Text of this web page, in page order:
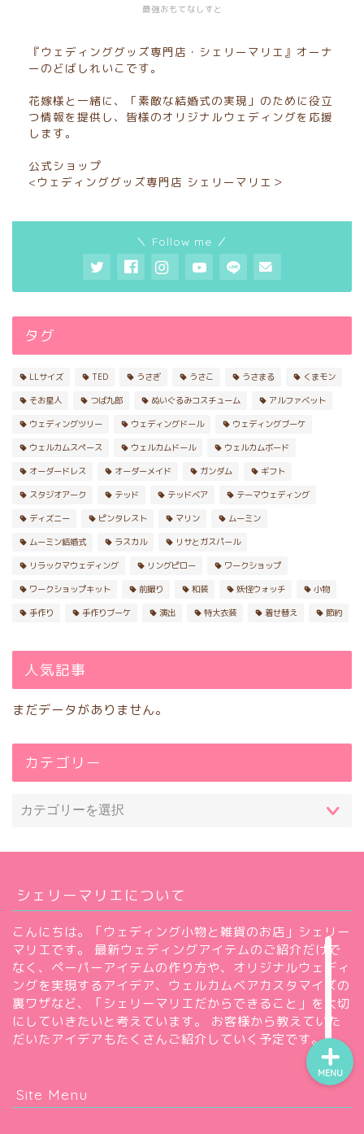
最強おもてなしすと
『ウェディンググッズ専門店・シェリーマリエ』オーナ
ーのどばしれいこです。
花嫁様と一緒に、「素敵な結婚式の実現」のために役立
つ情報を提供し、皆様のオリジナルウェディングを応援
します。
公式ショップ
<ウェディンググッズ専門店 シェリーマリエ＞
＼ Follow me ／
タグ
LLサイズ TED うさぎ うさこ うさまる くまモン
そお星人 つば九郎 ぬいぐるみコスチューム アルファベット
ウェディングツリー ウェディングドール ウェディングブーケ
ウェルカムスペース ウェルカムドール ウェルカムボード
オーダードレス オーダーメイド ガンダム ギフト
スタジオアーク テッド テッドベア テーマウェディング
ディズニー ピンタレスト マリン ムーミン
ムーミン結婚式 ラスカル リサとガスパール
リラックマウェディング リングピロー ワークショップ
ワークショップキット 前撮り 和装 妖怪ウォッチ 小物
手作り 手作りブーケ 演出 特大衣装 着せ替え 節約
人気記事
まだデータがありません。
カテゴリー
シェリーマリエについて
こんにちは。「ウェディング小物と雑貨のお店」シェリー
マリエです。 最新ウェディングアイテムのご紹介だけで
なく、ペーパーアイテムの作り方や、オリジナルウェディ
ングを実現するアイデア、ウェルカムベアカスタマイズの
裏ワザなど、「シェリーマリエだからできること」を大切
にしていきたいと考えています。 お客様から教えていた
だいたアイデアもたくさんご紹介していく予定です。
Site Menu
MENU
ホーム
節約・お得情報
ぬいぐるみ衣装
デザインおまかせ衣装
オーダーメイドぬいぐるみ衣
特大サイズ実例集
ウェルカムコーナー小物
前撮り写真